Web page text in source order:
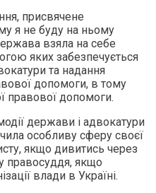
присвячене
я не буду на ньому
взяла на себе
яких забезпечується
та надання
допомоги, в тому
правової допомоги.
держави і адвокатури
особливу сферу своєї
якщо дивитись через
правосуддя, якщо
влади в Україні.